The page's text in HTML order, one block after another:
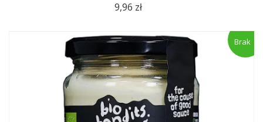
9,96 zł
Brak